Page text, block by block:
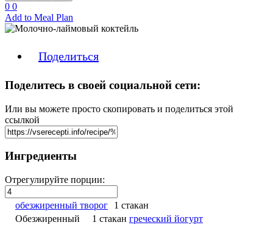
0 0
Add to Meal Plan
Поделиться
Поделитесь в своей социальной сети:
Или вы можете просто скопировать и поделиться этой
ссылкой
Ингредиенты
Отрегулируйте порции:
1 стакан
обезжиренный творог
1 стакан греческий йогурт
Обезжиренный